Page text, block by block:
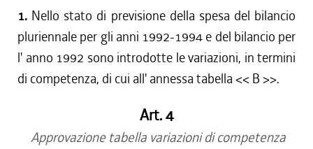
1. Nello stato di previsione della spesa del bilancio
pluriennale per gli anni 1992-1994 e del bilancio per
l' anno 1992 sono introdotte le variazioni, in termini
di competenza, di cui all' annessa tabella << B >>.
Art. 4
Approvazione tabella variazioni di competenza